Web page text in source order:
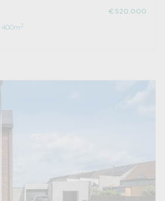
€ 520.000
400m2